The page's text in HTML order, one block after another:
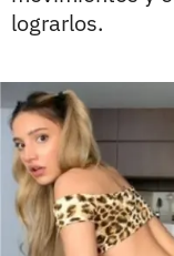
lograrlos.